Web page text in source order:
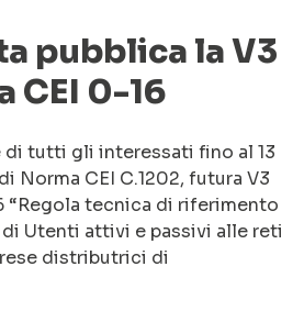
pubblica la V3
CEI 0-16
di tutti gli interessati fino al 13
Norma CEI C.1202, futura V3
“Regola tecnica di riferimento
Utenti attivi e passivi alle reti
distributrici di